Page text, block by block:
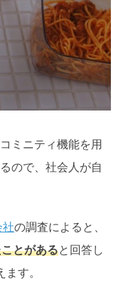
ミニティ機能を用
ので、社会人が自
社の調査によると、
とがあると回答し
す。